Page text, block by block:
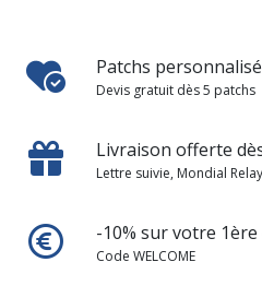
Patchs
Devis gratuit dès 5 patchs
Livraison offerte
Lettre suivie, Mondial
-10% sur votre
Code WELCOME